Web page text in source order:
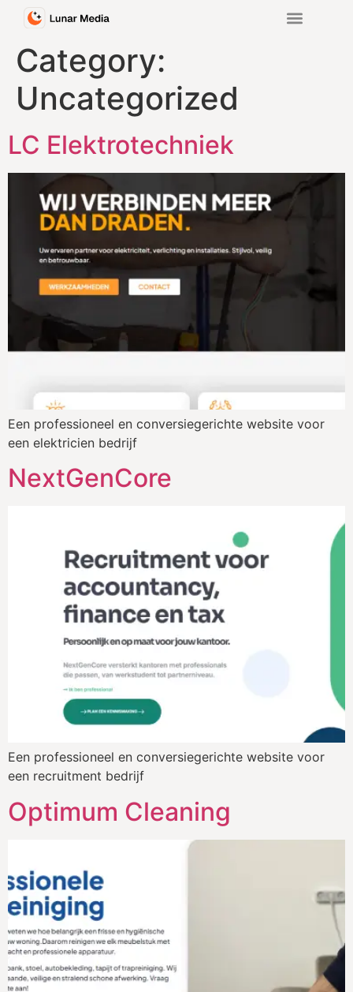
Category:
Uncategorized
LC Elektrotechniek
Een professioneel en conversiegerichte website voor
een elektricien bedrijf
NextGenCore
Een professioneel en conversiegerichte website voor
een recruitment bedrijf
Optimum Cleaning